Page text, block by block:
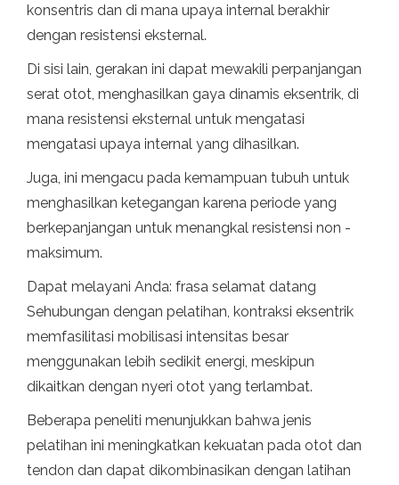
konsentris dan di mana upaya internal berakhir
dengan resistensi eksternal.
Di sisi lain, gerakan ini dapat mewakili perpanjangan
serat otot, menghasilkan gaya dinamis eksentrik, di
mana resistensi eksternal untuk mengatasi
mengatasi upaya internal yang dihasilkan.
Juga, ini mengacu pada kemampuan tubuh untuk
menghasilkan ketegangan karena periode yang
berkepanjangan untuk menangkal resistensi non -
maksimum.
Dapat melayani Anda: frasa selamat datang
Sehubungan dengan pelatihan, kontraksi eksentrik
memfasilitasi mobilisasi intensitas besar
menggunakan lebih sedikit energi, meskipun
dikaitkan dengan nyeri otot yang terlambat.
Beberapa peneliti menunjukkan bahwa jenis
pelatihan ini meningkatkan kekuatan pada otot dan
tendon dan dapat dikombinasikan dengan latihan